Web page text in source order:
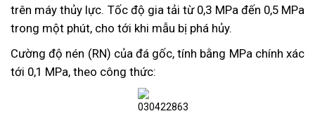
trên máy thủy lực. Tốc độ gia tải từ 0,3 MPa đến 0,5 MPa
trong một phút, cho tới khi mẫu bị phá hủy.
Cường độ nén (RN) của đá gốc, tính bằng MPa chính xác
tới 0,1 MPa, theo công thức: